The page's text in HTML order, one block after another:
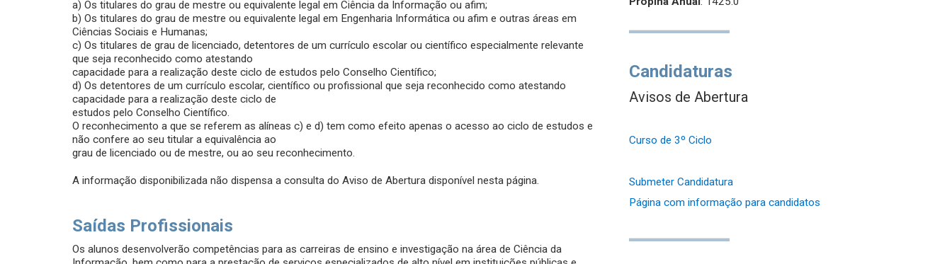
a) Os titulares do grau de mestre ou equivalente legal em Ciência da Informação ou afim;
b) Os titulares do grau de mestre ou equivalente legal em Engenharia Informática ou afim e outras áreas em
Ciências Sociais e Humanas;
c) Os titulares de grau de licenciado, detentores de um currículo escolar ou científico especialmente relevante
que seja reconhecido como atestando
capacidade para a realização deste ciclo de estudos pelo Conselho Científico;
d) Os detentores de um currículo escolar, científico ou profissional que seja reconhecido como atestando
capacidade para a realização deste ciclo de
estudos pelo Conselho Científico.
O reconhecimento a que se referem as alíneas c) e d) tem como efeito apenas o acesso ao ciclo de estudos e
não confere ao seu titular a equivalência ao
grau de licenciado ou de mestre, ou ao seu reconhecimento.
A informação disponibilizada não dispensa a consulta do Aviso de Abertura disponível nesta página.
Saídas Profissionais
Os alunos desenvolverão competências para as carreiras de ensino e investigação na área de Ciência da
Candidaturas
Avisos de Abertura
Curso de 3º Ciclo
Submeter Candidatura
Página com informação para candidatos